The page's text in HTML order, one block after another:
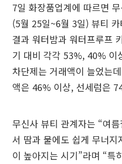
7일 화장품업계에 따르면
(5월 25일~6월 3일) 뷰티
결과 워터밤과 워터프루프
기 대비 각각 53%, 40% 이
차단제는 거래액이 늘었는
액은 46% 이상, 선세럼은
무신사 뷰티 관계자는 “여
서 땀과 물에도 쉽게 무너
이 높아지는 시기”라며 “특